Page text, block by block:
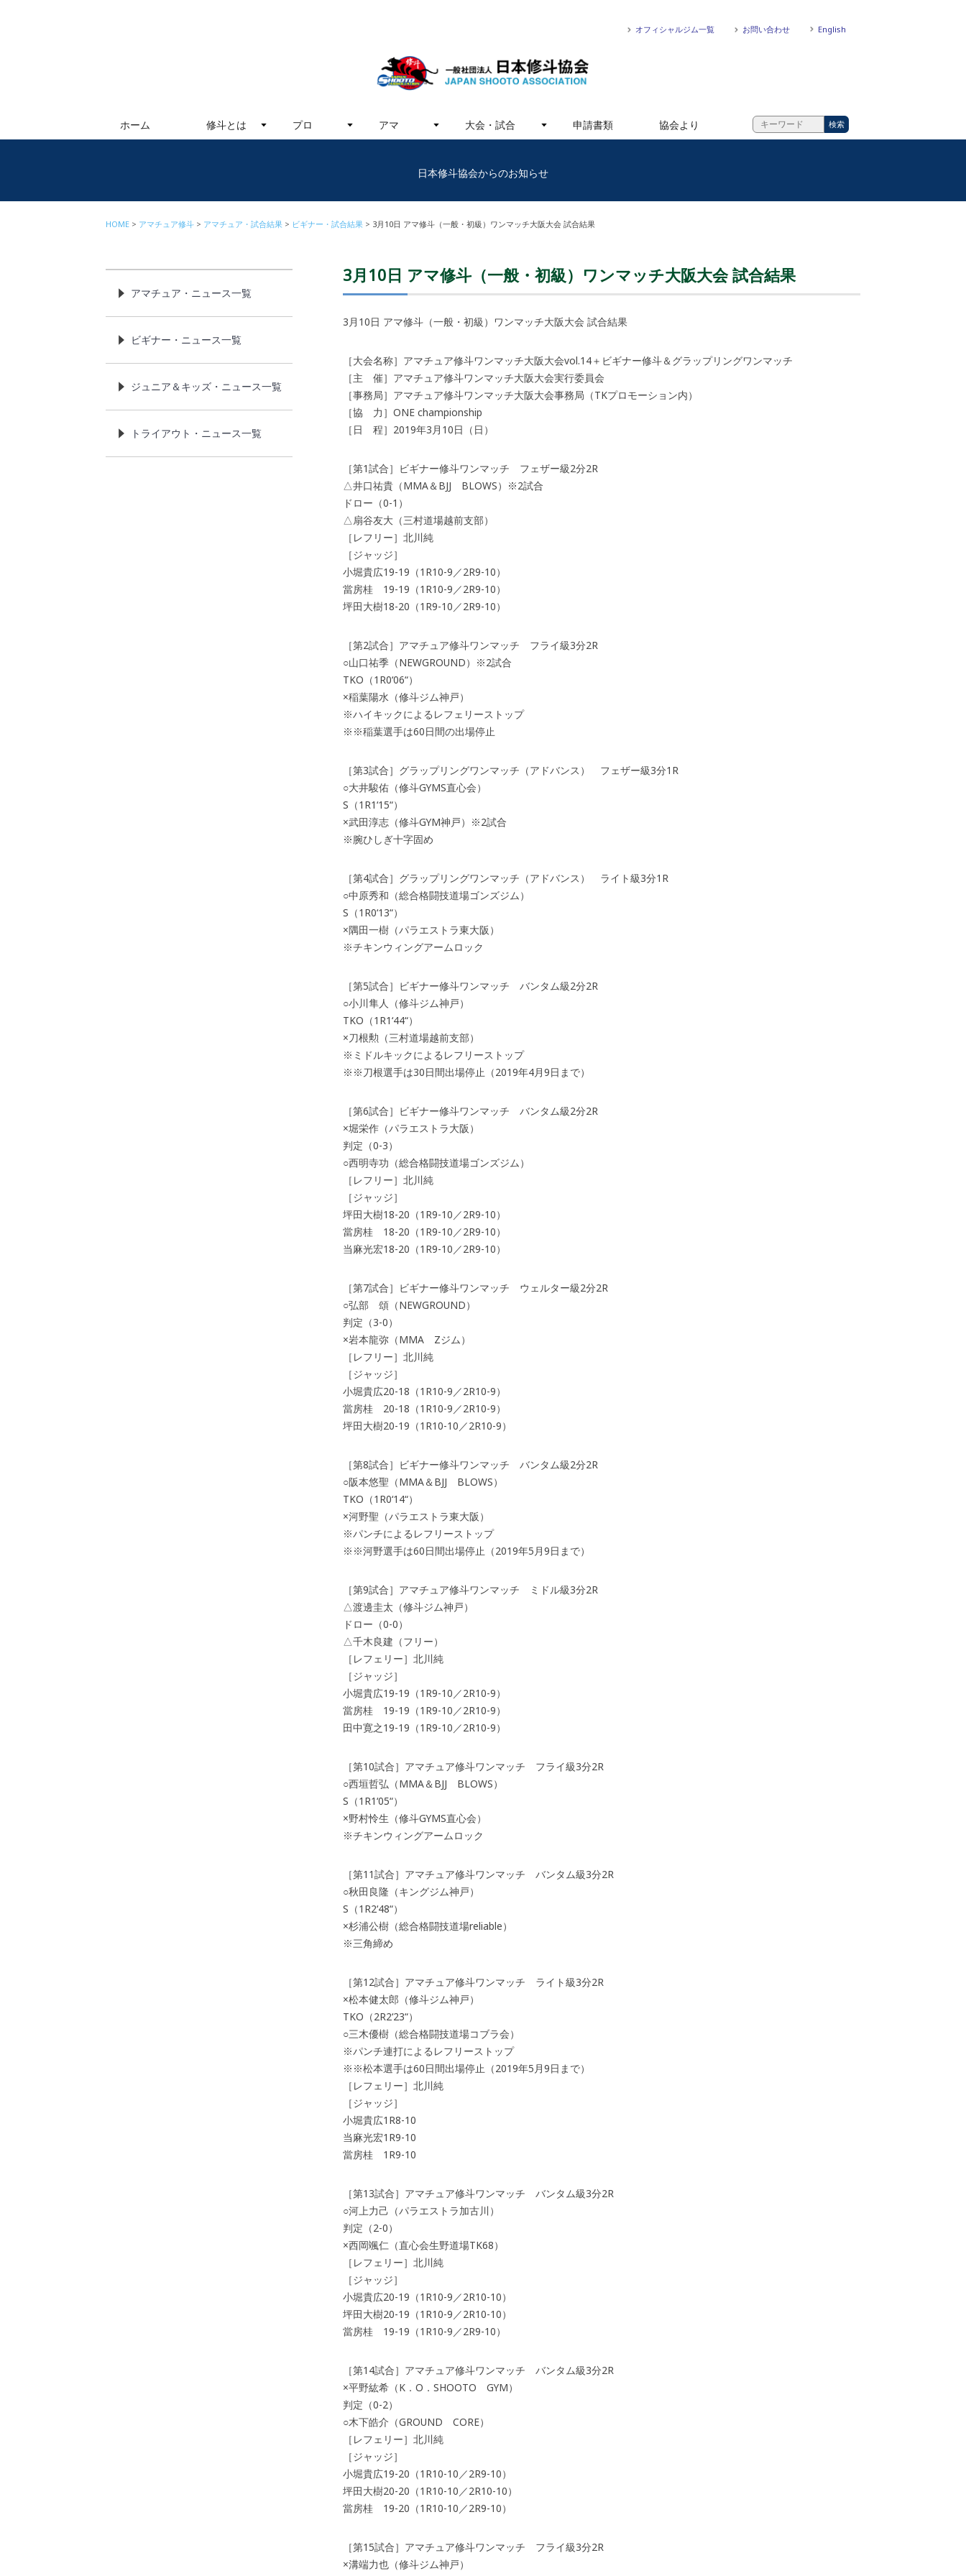
オフィシャルジム一覧 お問い合わせ English
ホーム 修斗とは プロ アマ 大会・試合 申請書類 協会より
日本修斗協会からのお知らせ
HOME アマチュア修斗 アマチュア・試合結果 ビギナー・試合結果 3月10日 アマ修斗（一般・初級）ワンマッチ大阪大会 試合結果
3月10日 アマ修斗（一般・初級）ワンマッチ大阪大会 試合結果
3月10日 アマ修斗（一般・初級）ワンマッチ大阪大会 試合結果
［大会名称］アマチュア修斗ワンマッチ大阪大会vol.14＋ビギナー修斗＆グラップリングワンマッチ
［主 催］アマチュア修斗ワンマッチ大阪大会実行委員会
［事務局］アマチュア修斗ワンマッチ大阪大会事務局（TKプロモーション内）
［協 力］ONE championship
［日 程］2019年3月10日（日）
［第1試合］ビギナー修斗ワンマッチ フェザー級2分2R
△井口祐貴（MMA＆BJJ BLOWS）※2試合
ドロー（0-1）
△扇谷友大（三村道場越前支部）
［レフリー］北川純
［ジャッジ］
小堀貴広19-19（1R10-9／2R9-10）
當房桂 19-19（1R10-9／2R9-10）
坪田大樹18-20（1R9-10／2R9-10）
［第2試合］アマチュア修斗ワンマッチ フライ級3分2R
○山口祐季（NEWGROUND）※2試合
TKO（1R0‘06“）
×稲葉陽水（修斗ジム神戸）
※ハイキックによるレフェリーストップ
※※稲葉選手は60日間の出場停止
［第3試合］グラップリングワンマッチ（アドバンス） フェザー級3分1R
○大井駿佑（修斗GYMS直心会）
S（1R1‘15“）
×武田淳志（修斗GYM神戸）※2試合
※腕ひしぎ十字固め
［第4試合］グラップリングワンマッチ（アドバンス） ライト級3分1R
○中原秀和（総合格闘技道場ゴンズジム）
S（1R0‘13“）
×隅田一樹（パラエストラ東大阪）
※チキンウィングアームロック
［第5試合］ビギナー修斗ワンマッチ バンタム級2分2R
○小川隼人（修斗ジム神戸）
TKO（1R1‘44“）
×刀根勲（三村道場越前支部）
※ミドルキックによるレフリーストップ
※※刀根選手は30日間出場停止（2019年4月9日まで）
［第6試合］ビギナー修斗ワンマッチ バンタム級2分2R
×堀栄作（パラエストラ大阪）
判定（0-3）
○西明寺功（総合格闘技道場ゴンズジム）
［レフリー］北川純
［ジャッジ］
坪田大樹18-20（1R9-10／2R9-10）
當房桂 18-20（1R9-10／2R9-10）
当麻光宏18-20（1R9-10／2R9-10）
［第7試合］ビギナー修斗ワンマッチ ウェルター級2分2R
○弘部 頌（NEWGROUND）
判定（3-0）
×岩本龍弥（MMA Zジム）
［レフリー］北川純
［ジャッジ］
小堀貴広20-18（1R10-9／2R10-9）
當房桂 20-18（1R10-9／2R10-9）
坪田大樹20-19（1R10-10／2R10-9）
［第8試合］ビギナー修斗ワンマッチ バンタム級2分2R
○阪本悠聖（MMA＆BJJ BLOWS）
TKO（1R0‘14“）
×河野聖（パラエストラ東大阪）
※パンチによるレフリーストップ
※※河野選手は60日間出場停止（2019年5月9日まで）
［第9試合］アマチュア修斗ワンマッチ ミドル級3分2R
△渡邊圭太（修斗ジム神戸）
ドロー（0-0）
△千木良建（フリー）
［レフェリー］北川純
［ジャッジ］
小堀貴広19-19（1R9-10／2R10-9）
當房桂 19-19（1R9-10／2R10-9）
田中寛之19-19（1R9-10／2R10-9）
［第10試合］アマチュア修斗ワンマッチ フライ級3分2R
○西垣哲弘（MMA＆BJJ BLOWS）
S（1R1‘05“）
×野村怜生（修斗GYMS直心会）
※チキンウィングアームロック
［第11試合］アマチュア修斗ワンマッチ バンタム級3分2R
○秋田良隆（キングジム神戸）
S（1R2‘48“）
×杉浦公樹（総合格闘技道場reliable）
※三角締め
［第12試合］アマチュア修斗ワンマッチ ライト級3分2R
×松本健太郎（修斗ジム神戸）
TKO（2R2‘23“）
○三木優樹（総合格闘技道場コブラ会）
※パンチ連打によるレフリーストップ
※※松本選手は60日間出場停止（2019年5月9日まで）
［レフェリー］北川純
［ジャッジ］
小堀貴広1R8-10
当麻光宏1R9-10
當房桂 1R9-10
［第13試合］アマチュア修斗ワンマッチ バンタム級3分2R
○河上力己（パラエストラ加古川）
判定（2-0）
×西岡颯仁（直心会生野道場TK68）
［レフェリー］北川純
［ジャッジ］
小堀貴広20-19（1R10-9／2R10-10）
坪田大樹20-19（1R10-9／2R10-10）
當房桂 19-19（1R10-9／2R9-10）
［第14試合］アマチュア修斗ワンマッチ バンタム級3分2R
×平野紘希（K．O．SHOOTO GYM）
判定（0-2）
○木下皓介（GROUND CORE）
［レフェリー］北川純
［ジャッジ］
小堀貴広19-20（1R10-10／2R9-10）
坪田大樹20-20（1R10-10／2R10-10）
當房桂 19-20（1R10-10／2R9-10）
［第15試合］アマチュア修斗ワンマッチ フライ級3分2R
×溝端力也（修斗ジム神戸）
アマチュア・ニュース一覧
ビギナー・ニュース一覧
ジュニア＆キッズ・ニュース一覧
トライアウト・ニュース一覧